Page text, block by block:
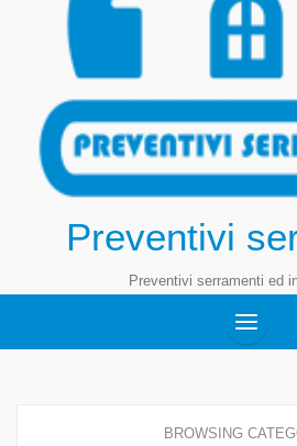
Preventivi
Preventivi serramenti ed
BROWSING